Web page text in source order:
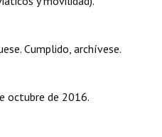
Cumplido, archívese.
octubre de 2016.